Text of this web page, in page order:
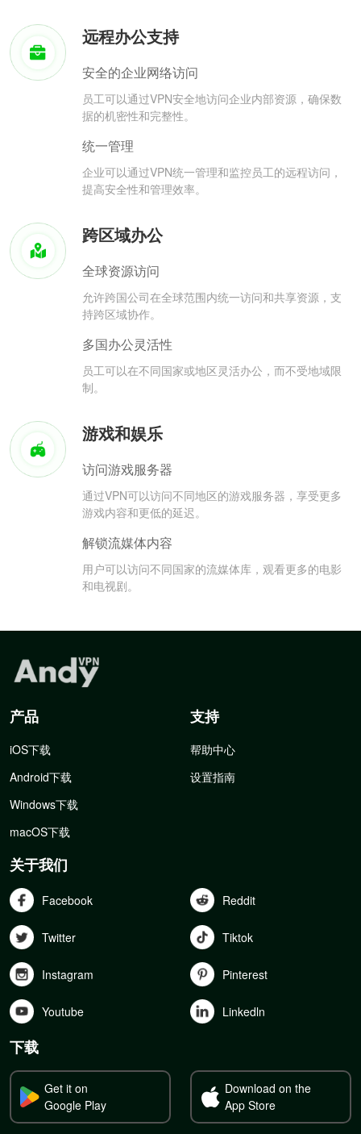
远程办公支持
安全的企业网络访问
员工可以通过VPN安全地访问企业内部资源，确保数
据的机密性和完整性。
统一管理
企业可以通过VPN统一管理和监控员工的远程访问，
提高安全性和管理效率。
跨区域办公
全球资源访问
允许跨国公司在全球范围内统一访问和共享资源，支
持跨区域协作。
多国办公灵活性
员工可以在不同国家或地区灵活办公，而不受地域限
制。
游戏和娱乐
访问游戏服务器
通过VPN可以访问不同地区的游戏服务器，享受更多
游戏内容和更低的延迟。
解锁流媒体内容
用户可以访问不同国家的流媒体库，观看更多的电影
和电视剧。
产品
iOS下载
Android下载
Windows下载
macOS下载
支持
帮助中心
设置指南
关于我们
Facebook Reddit
Twitter Tiktok
Instagram Pinterest
Youtube Linkedln
下载
Get it on
Google Play
Download on the
App Store